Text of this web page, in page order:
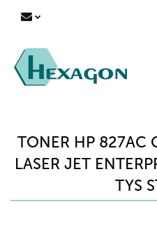
TONER HP 827AC
LASER JET
TYS